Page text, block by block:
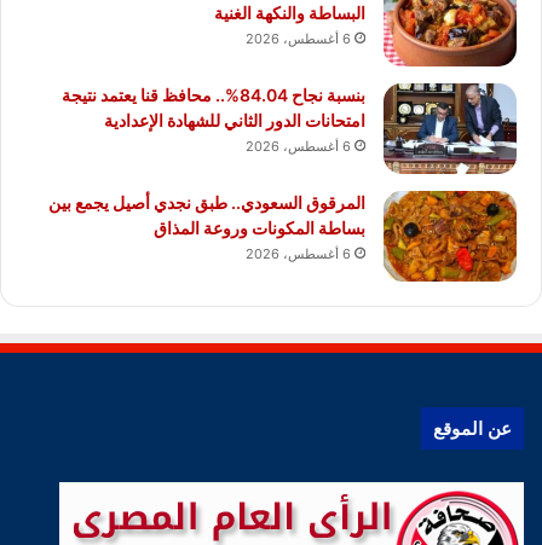
البساطة والنكهة الغنية
6 أغسطس، 2026
بنسبة نجاح 84.04%.. محافظ قنا يعتمد نتيجة
امتحانات الدور الثاني للشهادة الإعدادية
6 أغسطس، 2026
المرقوق السعودي.. طبق نجدي أصيل يجمع بين
بساطة المكونات وروعة المذاق
6 أغسطس، 2026
عن الموقع